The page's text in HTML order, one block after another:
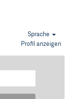
Sprache
Profil anzeigen